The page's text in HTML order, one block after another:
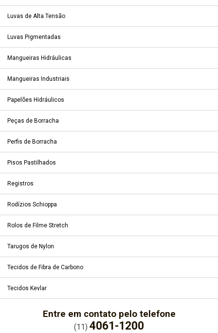
Luvas de Alta Tensão
Luvas Pigmentadas
Mangueiras Hidráulicas
Mangueiras Industriais
Papelões Hidráulicos
Peças de Borracha
Perfis de Borracha
Pisos Pastilhados
Registros
Rodízios Schioppa
Rolos de Filme Stretch
Tarugos de Nylon
Tecidos de Fibra de Carbono
Tecidos Kevlar
Entre em contato pelo telefone
(11) 4061-1200